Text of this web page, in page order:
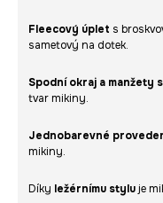
Fleecový úplet s
sametový na dotek.
Spodní okraj a manžety
tvar mikiny.
Jednobarevné
mikiny.
Díky ležérnímu styluje